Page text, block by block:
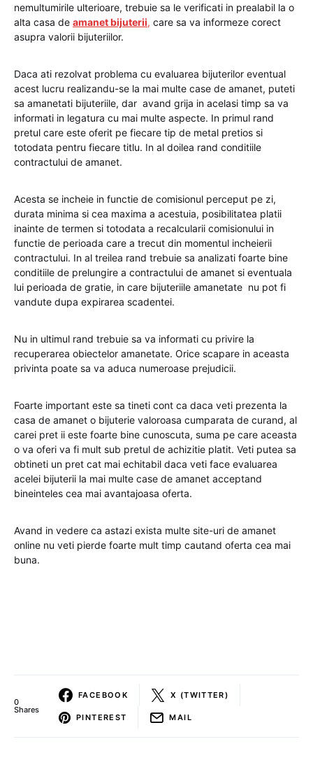
nemultumirile ulterioare, trebuie sa le verificati in prealabil la o
alta casa de amanet bijuterii, care sa va informeze corect
asupra valorii bijuteriilor.
Daca ati rezolvat problema cu evaluarea bijuterilor eventual
acest lucru realizandu-se la mai multe case de amanet, puteti
sa amanetati bijuteriile, dar avand grija in acelasi timp sa va
informati in legatura cu mai multe aspecte. In primul rand
pretul care este oferit pe fiecare tip de metal pretios si
totodata pentru fiecare titlu. In al doilea rand conditiile
contractului de amanet.
Acesta se incheie in functie de comisionul perceput pe zi,
durata minima si cea maxima a acestuia, posibilitatea platii
inainte de termen si totodata a recalcularii comisionului in
functie de perioada care a trecut din momentul incheierii
contractului. In al treilea rand trebuie sa analizati foarte bine
conditiile de prelungire a contractului de amanet si eventuala
lui perioada de gratie, in care bijuteriile amanetate nu pot fi
vandute dupa expirarea scadentei.
Nu in ultimul rand trebuie sa va informati cu privire la
recuperarea obiectelor amanetate. Orice scapare in aceasta
privinta poate sa va aduca numeroase prejudicii.
Foarte important este sa tineti cont ca daca veti prezenta la
casa de amanet o bijuterie valoroasa cumparata de curand, al
carei pret ii este foarte bine cunoscuta, suma pe care aceasta
o va oferi va fi mult sub pretul de achizitie platit. Veti putea sa
obtineti un pret cat mai echitabil daca veti face evaluarea
acelei bijuterii la mai multe case de amanet acceptand
bineinteles cea mai avantajoasa oferta.
Avand in vedere ca astazi exista multe site-uri de amanet
online nu veti pierde foarte mult timp cautand oferta cea mai
buna.
0
Shares
FACEBOOK X (TWITTER)
PINTEREST MAIL